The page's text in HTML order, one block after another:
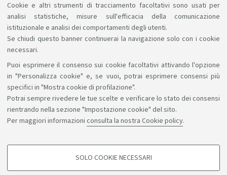
Cookie e altri strumenti di tracciamento facoltativi sono usati per
analisi statistiche, misure sull'efficacia della comunicazione
istituzionale e analisi dei comportamenti degli utenti.
Se chiudi questo banner continuerai la navigazione solo con i cookie
necessari.
Puoi esprimere il consenso sui cookie facoltativi attivando l'opzione
in "Personalizza cookie" e, se vuoi, potrai esprimere consensi più
specifici in "Mostra cookie di profilazione".
Potrai sempre rivedere le tue scelte e verificare lo stato dei consensi
rientrando nella sezione "Impostazione cookie" del sito.
Per maggiori informazioni consulta la nostra Cookie policy.
COOKIE DI PROFILAZIONE - FACOLTATIVI
SOLO COOKIE NECESSARI
Sosteniamo il diritto alla conoscenza
Seguici su: